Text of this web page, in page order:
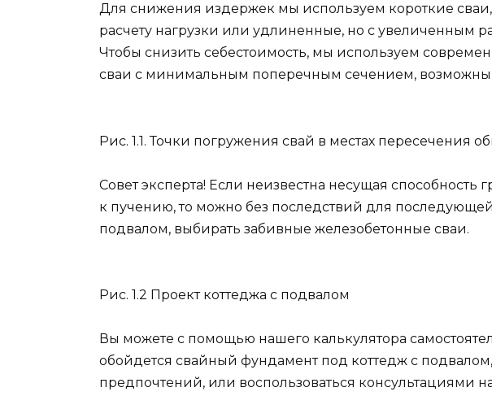
Для снижения издержек мы используем короткие
расчету нагрузки или удлиненные, но с увеличенным
Чтобы снизить себестоимость, мы используем
сваи с минимальным поперечным сечением,
Рис. 1.1. Точки погружения свай в местах пересечения
Совет эксперта! Если неизвестна несущая способность
к пучению, то можно без последствий для
подвалом, выбирать забивные железобетонные сваи.
Рис. 1.2 Проект коттеджа с подвалом
Вы можете с помощью нашего калькулятора
обойдется свайный фундамент под коттедж с
предпочтений, или воспользоваться консультациями